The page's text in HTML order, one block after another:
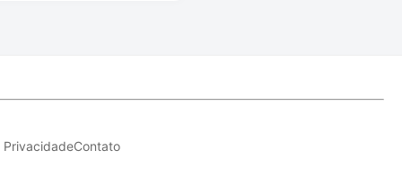
PrivacidadeContato